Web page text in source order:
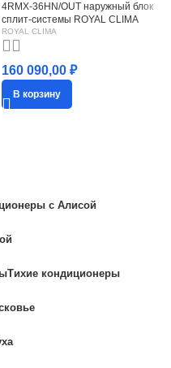
4RMX-36HN/OUT наружный блок
сплит-системы ROYAL CLIMA
ROYAL CLIMA
160 090,00 ₽
В корзину
с Алисой
Тихие кондиционеры